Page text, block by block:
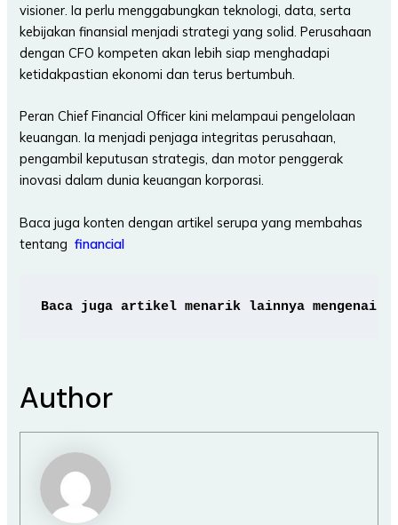
visioner. Ia perlu menggabungkan teknologi, data, serta
kebijakan finansial menjadi strategi yang solid. Perusahaan
dengan CFO kompeten akan lebih siap menghadapi
ketidakpastian ekonomi dan terus bertumbuh.
Peran Chief Financial Officer kini melampaui pengelolaan
keuangan. Ia menjadi penjaga integritas perusahaan,
pengambil keputusan strategis, dan motor penggerak
inovasi dalam dunia keuangan korporasi.
Baca juga konten dengan artikel serupa yang membahas
tentang financial
Baca juga artikel menarik lainnya mengenai
Author